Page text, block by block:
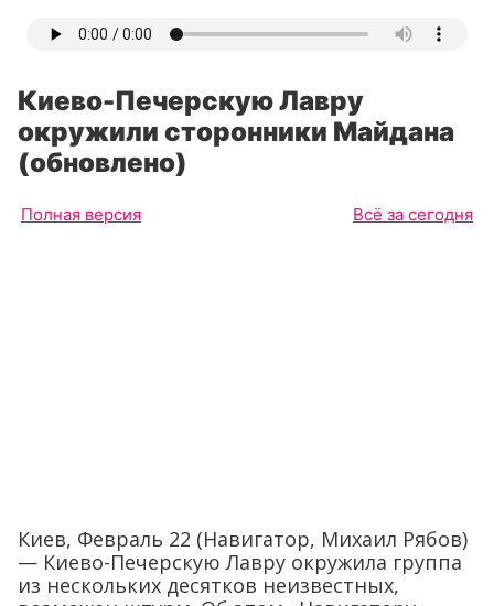
Киево-Печерскую Лавру
окружили сторонники Майдана
(обновлено)
Полная версия Всё за сегодня
Киев, Февраль 22 (Навигатор, Михаил Рябов)
— Киево-Печерскую Лавру окружила группа
из нескольких десятков неизвестных,